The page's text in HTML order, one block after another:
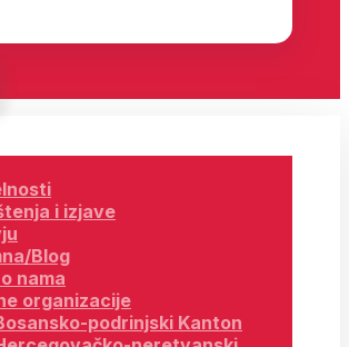
i izjave
Blog
nama
organizacije
podrinjski Kanton